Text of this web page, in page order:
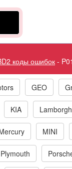
коды ошибок -
ошибок
Audi/VW/
GEO
KIA
MINI
Plymouth